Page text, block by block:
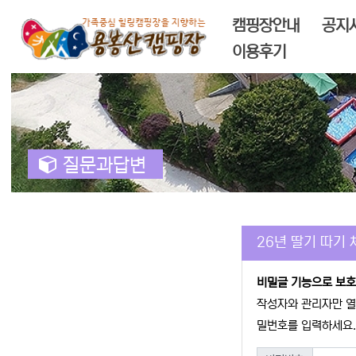
메인 메뉴
캠핑장안내
공지
이용후기
질문과답변
26년 딸기 따기
비밀글 기능으로 보
작성자와 관리자만
밀번호를 입력하세요.